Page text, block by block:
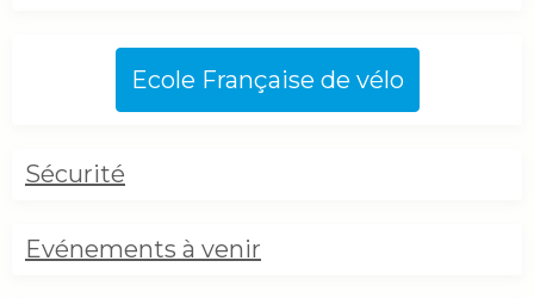
Ecole Française de vélo
Sécurité
Evénements à venir